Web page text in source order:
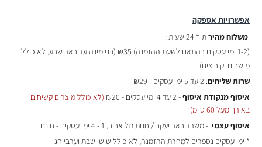
אפשרויות אספקה
משלוח מהירתוך 24 שעות :
(1-2 ימי עסקים בהתאם לשעת ההזמנה)
₪35 (בניימינה עד באר שבע, לא כולל
מושבים וקיבוצים)
שרות שליחים: 2 עד 5 ימי עסקים - ₪29
איסוף מנקודת איסוף- 2 עד 4 ימי עסקים - ₪20
(לא כולל מוצרים קשיחים
באורך מעל 60 ס"מ)
איסוף עצמי - משרד באר יעקב / חנות תל אביב, 1 - 4 ימי עסקים - חינם
* ימי עסקים נספרים למחרת ההזמנה, לא כולל שישי שבת וערבי חג